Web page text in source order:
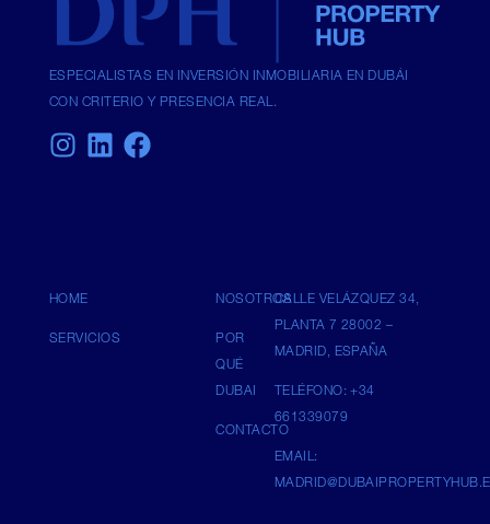
ESPECIALISTAS EN INVERSIÓN INMOBILIARIA EN DUBÁI
CON CRITERIO Y PRESENCIA REAL.
HOME
SERVICIOS
NOSOTROS
POR
QUÉ
DUBAI
CONTACTO
CALLE VELÁZQUEZ 34,
PLANTA 7 28002 –
MADRID, ESPAÑA
TELÉFONO: +34
661339079
EMAIL: